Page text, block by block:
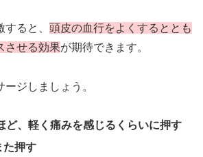
ると、 頭皮の血行をよくするととも
させる効果が期待できます。
ジしましょう。
ど、軽く痛みを感じるくらいに押す
た押す